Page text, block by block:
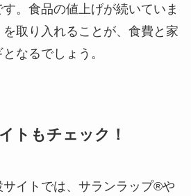
。食品の値上げが続いていま
取り入れることが、食費と家
なるでしょう。
トもチェック！
サイト では、サランラップ®や